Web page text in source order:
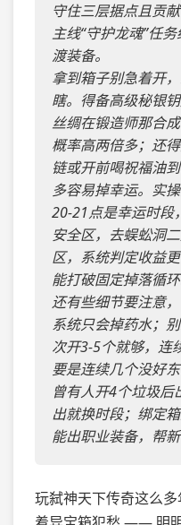
守住三层据点且贡
主线“守护龙魂”任
渡装备。
拿到箱子别急着开
瞎。得备高级秘银
丝绸在锻造师那合
概率高两倍多；还
链或开前喝祝福油
多容易掉幸运。实
20-21点是幸运时段
安全区，去蜈蚣洞
区，系统判定收益
能打破固定掉落循环
还有些细节要注意
系统只会掉药水；
次开3-5个就够，连
要是连续几个没好
曾有人开4个垃圾
出就换时段；绑定
能出职业装备，帮新
玩弑神天下传奇这么